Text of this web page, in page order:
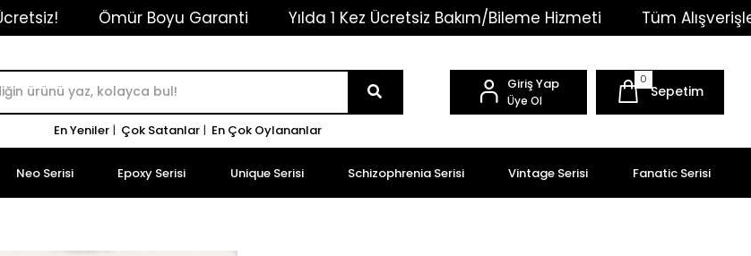
Ömür Boyu Garanti Yılda 1 Kez Ücretsiz Bakım/Bileme Hizmeti Tüm Alışverişlerinizde
En Yeniler | Çok Satanlar | En Çok Oylananlar
Giriş Yap
Üye Ol
0
Sepetim
Neo Serisi Epoxy Serisi Unique Serisi Schizophrenia Serisi Vintage Serisi Fanatic Serisi